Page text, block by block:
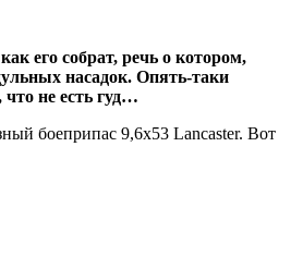
его собрат, речь о котором,
насадок. Опять-таки
не есть гуд…
боеприпас 9,6х53 Lancaster. Вот